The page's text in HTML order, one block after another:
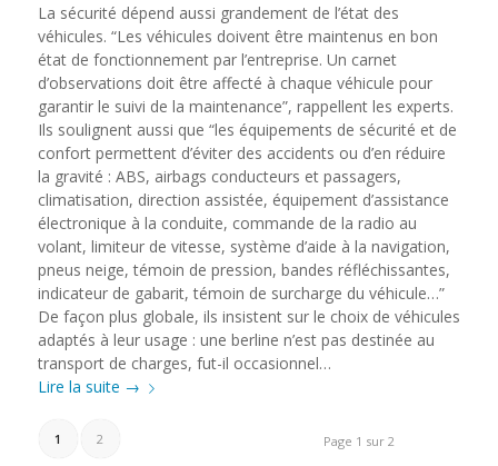
La sécurité dépend aussi grandement de l’état des
véhicules. “Les véhicules doivent être maintenus en bon
état de fonctionnement par l’entreprise. Un carnet
d’observations doit être affecté à chaque véhicule pour
garantir le suivi de la maintenance”, rappellent les experts.
Ils soulignent aussi que “les équipements de sécurité et de
confort permettent d’éviter des accidents ou d’en réduire
la gravité : ABS, airbags conducteurs et passagers,
climatisation, direction assistée, équipement d’assistance
électronique à la conduite, commande de la radio au
volant, limiteur de vitesse, système d’aide à la navigation,
pneus neige, témoin de pression, bandes réfléchissantes,
indicateur de gabarit, témoin de surcharge du véhicule…”
De façon plus globale, ils insistent sur le choix de véhicules
adaptés à leur usage : une berline n’est pas destinée au
transport de charges, fut-il occasionnel…
Lire la suite →
Page 1 sur 2
1 2